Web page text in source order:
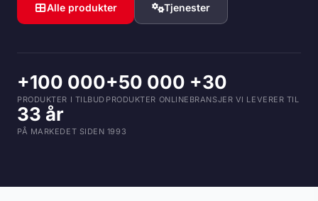
Alle produkter Tjenester
+100 000
PRODUKTER I TILBUD
+50 000
PRODUKTER ONLINE
+30
BRANSJER VI LEVERER TIL
33 år
PÅ MARKEDET SIDEN 1993